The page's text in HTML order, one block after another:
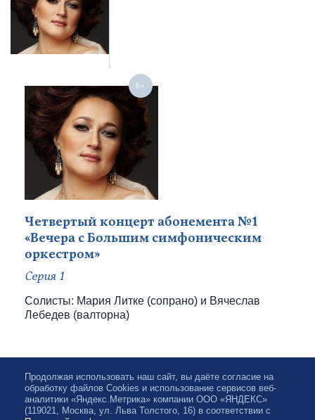
Четвертый концерт абонемента №1
«Вечера с Большим симфоническим
оркестром»
Серия 1
Солисты: Мария Литке (сопрано) и Вячеслав
Лебедев (валторна)
Продолжая использовать наш сайт, вы даёте согласие на
обработку файлов Cookies и использование сервисов веб-
аналитики «Яндекс.Метрика» компании ООО «ЯНДЕКС»
(119021, Москва, ул. Льва Толстого, 16) в соответствии с